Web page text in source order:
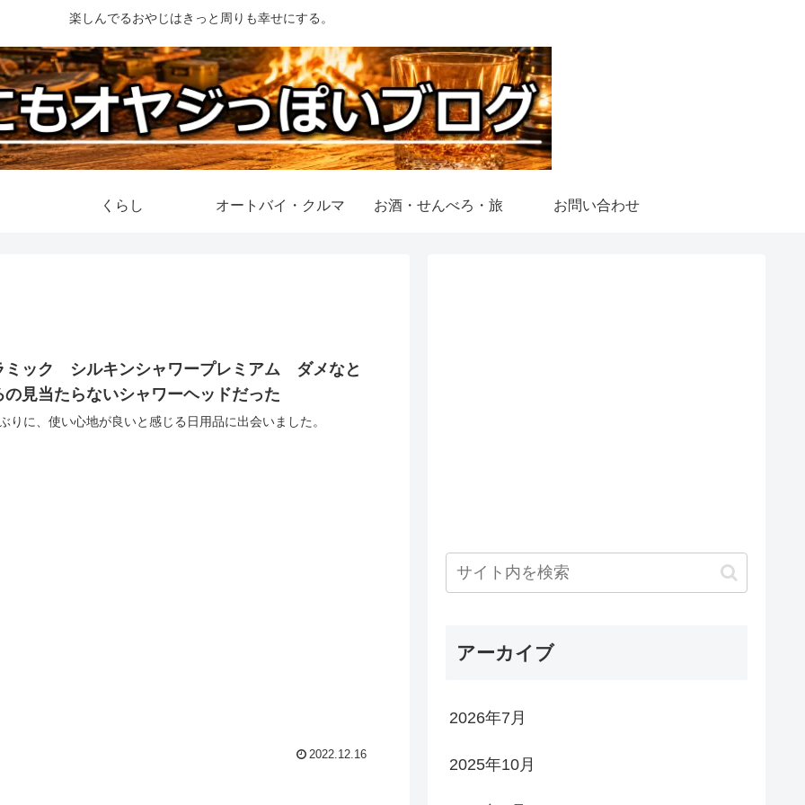
楽しんでるおやじはきっと周りも幸せにする。
くらし オートバイ・クルマ お酒・せんべろ・旅 お問い合わせ
ミック シルキンシャワープレミアム ダメなと
の見当たらないシャワーヘッドだった
りに、使い心地が良いと感じる日用品に出会いました。
2022.12.16
アーカイブ
2026年7月
2025年10月